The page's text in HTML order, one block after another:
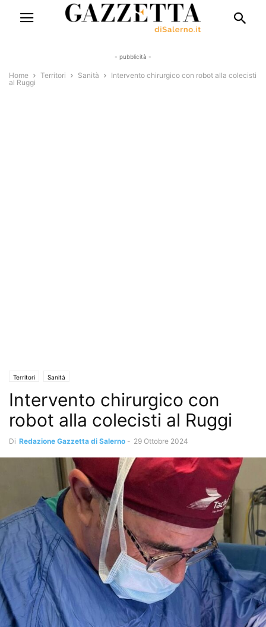
- pubblicità -
Home Territori Sanità
Intervento chirurgico con robot alla colecisti
al Ruggi
Territori Sanità
Intervento chirurgico con
robot alla colecisti al Ruggi
Di Redazione Gazzetta di Salerno - 29 Ottobre 2024